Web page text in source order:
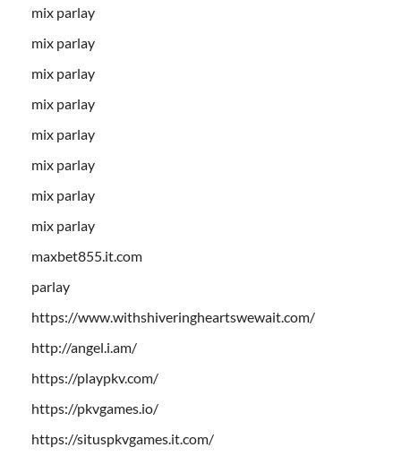
mix parlay
mix parlay
mix parlay
mix parlay
mix parlay
mix parlay
mix parlay
mix parlay
maxbet855.it.com
parlay
https://www.withshiveringheartswewait.com/
http://angel.i.am/
https://playpkv.com/
https://pkvgames.io/
https://situspkvgames.it.com/